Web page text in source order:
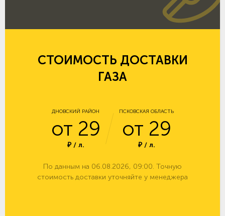
СТОИМОСТЬ ДОСТАВКИ
ГАЗА
ДНОВСКИЙ РАЙОН
от 29
₽ / л.
ПСКОВСКАЯ ОБЛАСТЬ
от 29
₽ / л.
По данным на 06.08.2026, 09:00. Точную
стоимость доставки уточняйте у менеджера